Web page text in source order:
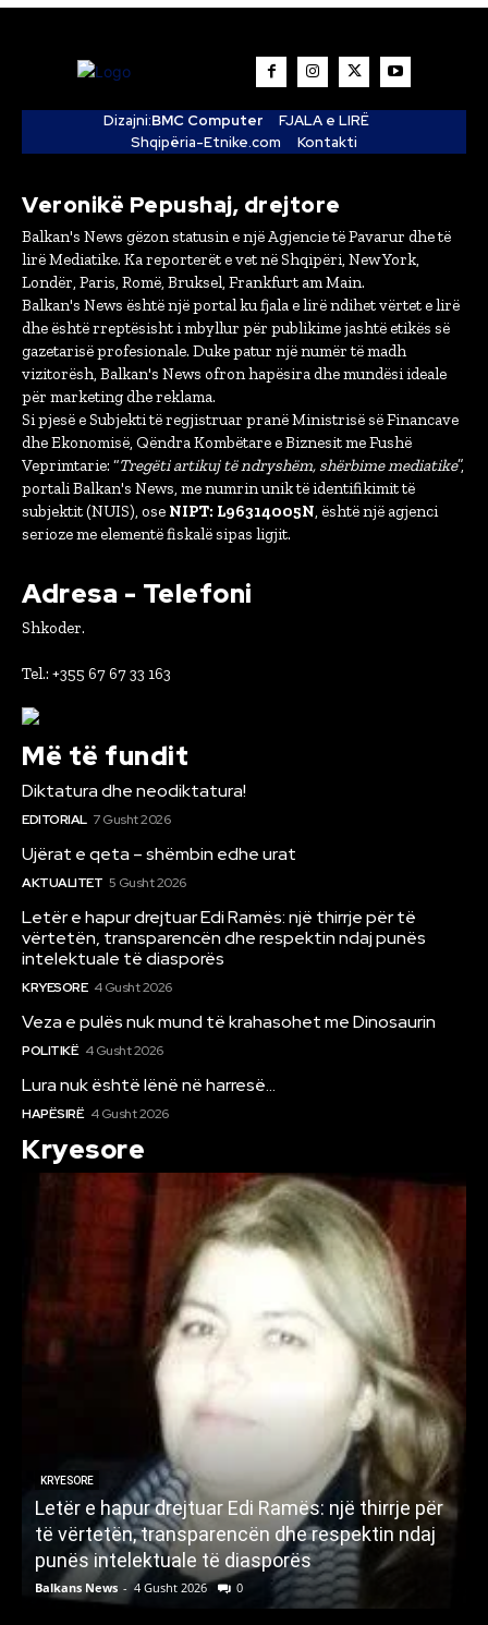
Dizajni:BMC Computer
FJALA e LIRË
Shqipëria-Etnike.com
Kontakti
Veronikë Pepushaj, drejtore
Balkan's News gëzon statusin e një Agjencie të Pavarur dhe të
lirë Mediatike. Ka reporterët e vet në Shqipëri, New York,
Londër, Paris, Romë, Bruksel, Frankfurt am Main.
Balkan's News është një portal ku fjala e lirë ndihet vërtet e lirë
dhe është rreptësisht i mbyllur për publikime jashtë etikës së
gazetarisë profesionale. Duke patur një numër të madh
vizitorësh, Balkan's News ofron hapësira dhe mundësi ideale
për marketing dhe reklama.
Si pjesë e Subjekti të regjistruar pranë Ministrisë së Financave
dhe Ekonomisë, Qëndra Kombëtare e Biznesit me Fushë
Veprimtarie: “Tregëti artikuj të ndryshëm, shërbime mediatike”,
portali Balkan's News, me numrin unik të identifikimit të
subjektit (NUIS), ose NIPT: L96314005N, është një agjenci
serioze me elementë fiskalë sipas ligjit.
Adresa - Telefoni
Shkoder.
Tel.: +355 67 67 33 163
Më të fundit
Diktatura dhe neodiktatura!
EDITORIAL 7 Gusht 2026
Ujërat e qeta – shëmbin edhe urat
AKTUALITET 5 Gusht 2026
Letër e hapur drejtuar Edi Ramës: një thirrje për të
vërtetën, transparencën dhe respektin ndaj punës
intelektuale të diasporës
KRYESORE 4 Gusht 2026
Veza e pulës nuk mund të krahasohet me Dinosaurin
POLITIKË 4 Gusht 2026
Lura nuk është lënë në harresë…
HAPËSIRË 4 Gusht 2026
Kryesore
KRYESORE
Letër e hapur drejtuar Edi Ramës: një thirrje për
të vërtetën, transparencën dhe respektin ndaj
punës intelektuale të diasporës
Balkans News - 4 Gusht 2026 0